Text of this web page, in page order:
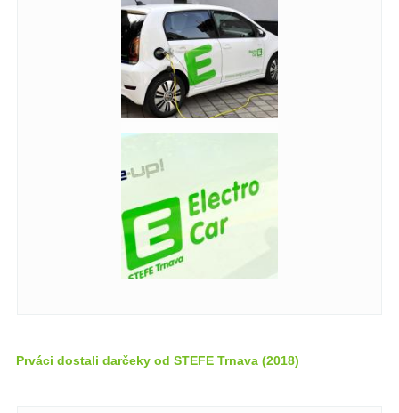
Prváci dostali darčeky od STEFE Trnava (2018)